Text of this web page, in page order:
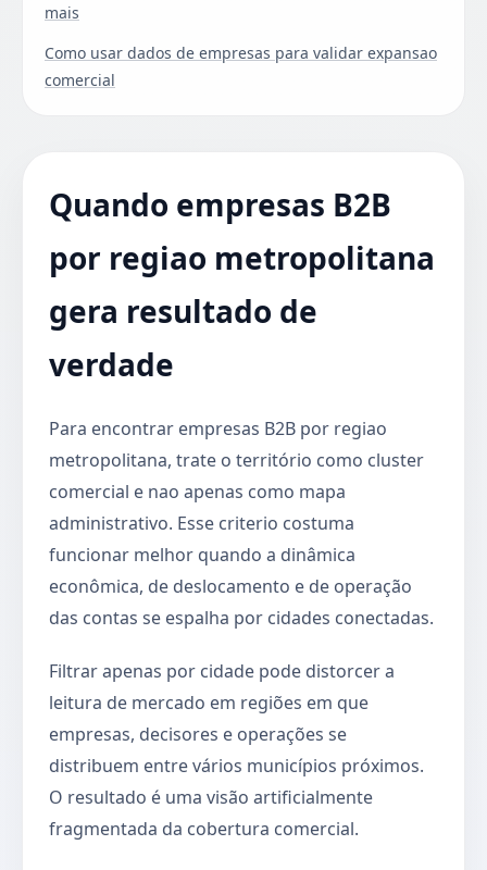
mais
Como usar dados de empresas para validar expansao
comercial
Quando empresas B2B
por regiao metropolitana
gera resultado de
verdade
Para encontrar empresas B2B por regiao
metropolitana, trate o território como cluster
comercial e nao apenas como mapa
administrativo. Esse criterio costuma
funcionar melhor quando a dinâmica
econômica, de deslocamento e de operação
das contas se espalha por cidades conectadas.
Filtrar apenas por cidade pode distorcer a
leitura de mercado em regiões em que
empresas, decisores e operações se
distribuem entre vários municípios próximos.
O resultado é uma visão artificialmente
fragmentada da cobertura comercial.